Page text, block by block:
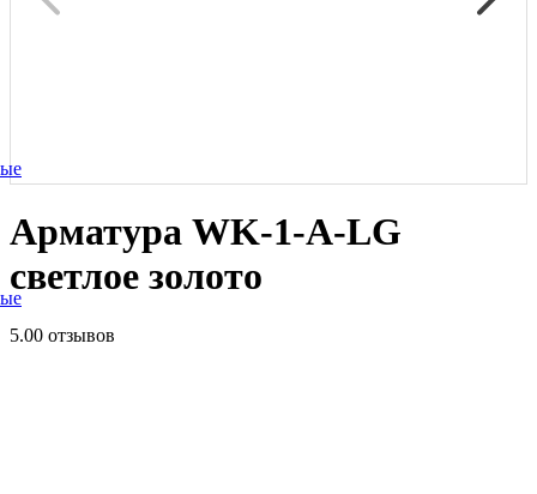
Арматура WK-1-A-LG
светлое золото
5.00 отзывов